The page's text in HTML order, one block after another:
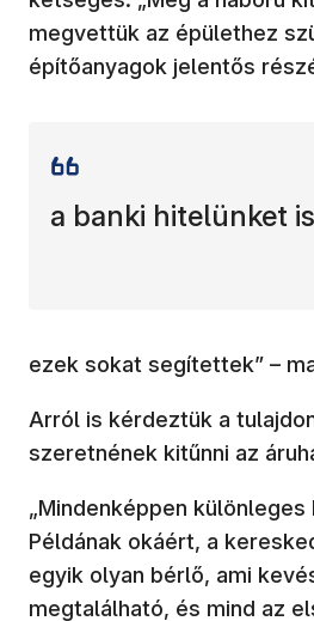
megvettük az épülethez
építőanyagok jelentős
a banki hitelünket
ezek sokat segítettek” –
Arról is kérdeztük a
szeretnének kitűnni az
„Mindenképpen
Példának okáért, a
egyik olyan bérlő, ami
megtalálható, és mind az